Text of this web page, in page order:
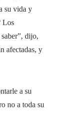
su vida y
Los
dijo,
afectadas, y
a su
no a toda su